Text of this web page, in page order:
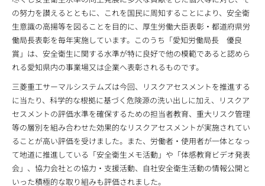
の努力を讃えるとともに、これを国民に周知することにより、安全衛
生意識の高揚等を図ることを目的に、厚生労働大臣表彰・都道府県労
働局長表彰を毎年実施しています。このうち「愛知労働局長 優良
賞」は、安全衛生に関する水準が特に良好で他の模範であると認めら
れる愛知県内の事業場又は企業へ表彰されるものです。
三菱重工サーマルシステムズは今回、リスクアセスメントを推進する
に当たり、科学的な根拠に基づく危険源の洗い出しに加え、リスクア
セスメントの評価水準を確保するための担当者教育、重大リスク管理
等の層別を組み合わせた効果的なリスクアセスメントが実施されてい
ることが高い評価を受けました。また、労働者・使用者が一体となっ
て地道に推進している「安全衛生メモ活動」や「体感教育ビデオ発表
会」、協力会社との協力・支援活動、自社安全衛生活動の情報公開と
いった積極的な取り組みも評価されました。